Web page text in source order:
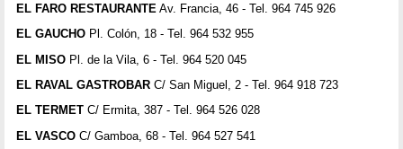
EL FARO RESTAURANTE Av. Francia, 46 - Tel. 964 745 926
EL GAUCHO Pl. Colón, 18 - Tel. 964 532 955
EL MISO Pl. de la Vila, 6 - Tel. 964 520 045
EL RAVAL GASTROBAR C/ San Miguel, 2 - Tel. 964 918 723
EL TERMET C/ Ermita, 387 - Tel. 964 526 028
EL VASCO C/ Gamboa, 68 - Tel. 964 527 541